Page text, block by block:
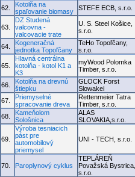
62.
Kotolňa na
spaľovanie biomasy
STEFE ECB, s.r.o.
63.
DZ Studená
valcovna -
valcovacie trate
U. S. Steel Košice,
s.r.o.
64.
Kogeneračná
jednotka Topoľčany
TeHo Topoľčany,
s.r.o.
65.
Hlavná centrálna
kotolňa - kotol K1 a
K3
myWood Polomka
Timber, s.r.o.
66.
Kotolňa na drevnú
štiepku
GLOCK Forst
Slowakei
67.
Priemyselné
spracovanie dreva
Rettenmeier Tatra
Timber, s.r.o.
68.
Kameňolom
Sološnica
ALAS
SLOVAKIA,s.r.o.
69.
Výroba tesniacich
pást pre
automobilový
priemysel
UNI - TECH, s.r.o.
70. Paroplynový cyklus
TEPLÁREŇ
Považská Bystrica,
s.r.o.